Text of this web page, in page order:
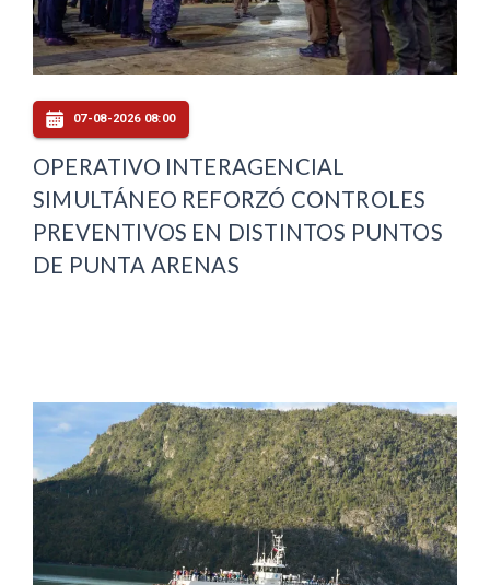
07-08-2026 08:00
OPERATIVO INTERAGENCIAL
SIMULTÁNEO REFORZÓ CONTROLES
PREVENTIVOS EN DISTINTOS PUNTOS
DE PUNTA ARENAS